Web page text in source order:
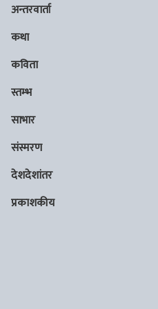
अन्तरवार्ता
कथा
कविता
स्तम्भ
साभार
संस्मरण
देशदेशांतर
प्रकाशकीय